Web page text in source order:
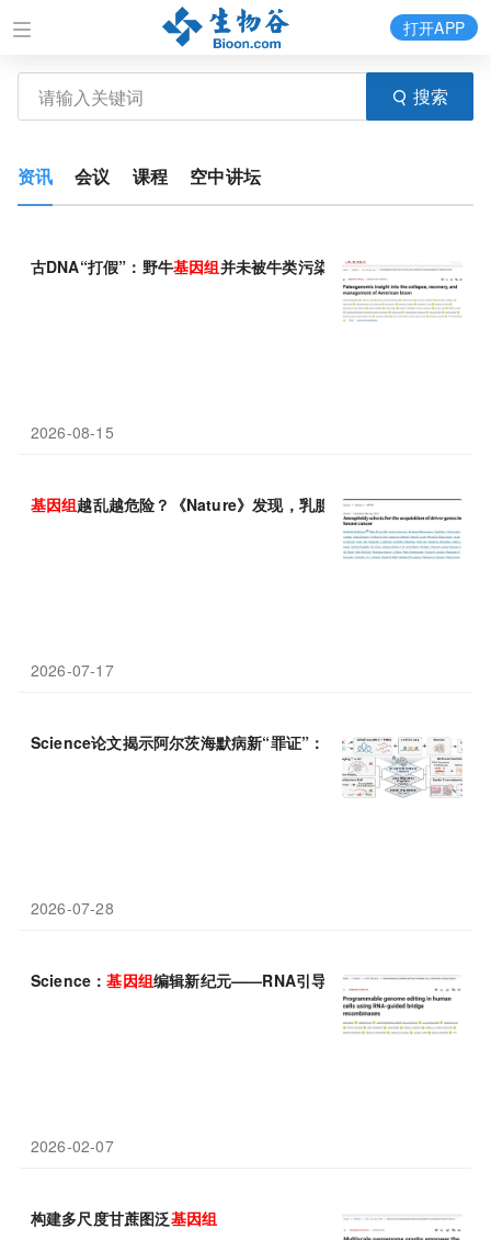
搜索
打开APP
资讯 会议 课程 空中讲坛
古DNA“打假”：野牛基因组并未被牛类污染
2026-08-15
基因组越乱越危险？《Nature》发现，乳腺癌染色体“崩溃”只是
2026-07-17
Science论文揭示阿尔茨海默病新“罪证”：3D基因组重组揭示脑细
2026-07-28
Science：基因组编辑新纪元——RNA引导的桥接重组酶
2026-02-07
构建多尺度甘蔗图泛基因组